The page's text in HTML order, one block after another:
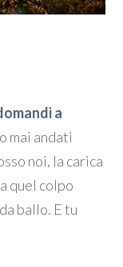
a
mai andati
noi, la carica
quel colpo
ballo. E tu